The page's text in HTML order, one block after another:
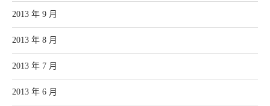
2013 年 9 月
2013 年 8 月
2013 年 7 月
2013 年 6 月